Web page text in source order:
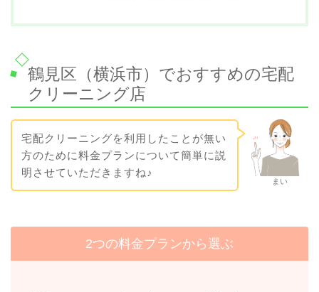
鶴見区（横浜市）でおすすめの宅配
クリーニング店
まい
宅配クリーニングを利用したことが無い
方のために料金プランについて簡単に説
明させていただきますね♪
2つの料金プランから選ぶ